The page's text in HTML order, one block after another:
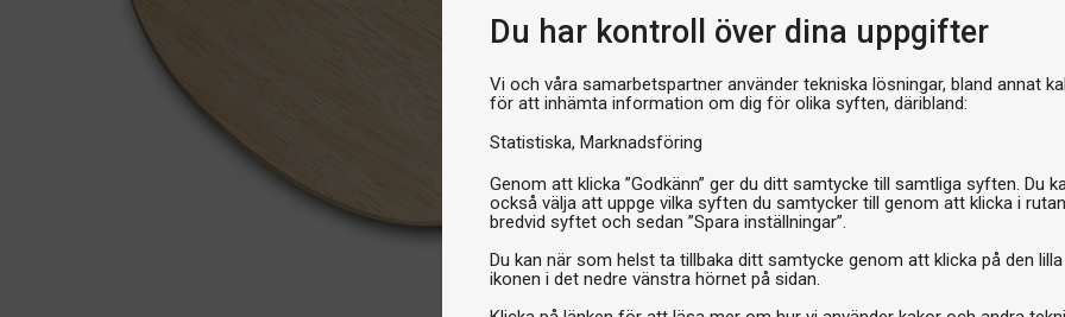
Du har kontroll över dina uppgifter
Vi och våra samarbetspartner använder tekniska lösningar, bland annat
för att inhämta information om dig för olika syften, däribland:
Statistiska Marknadsföring
Genom att klicka ”Godkänn” ger du ditt samtycke till samtliga syften. Du
också välja att uppge vilka syften du samtycker till genom att klicka i rutan
bredvid syftet och sedan ”Spara inställningar”.
Du kan när som helst ta tillbaka ditt samtycke genom att klicka på den lilla
ikonen i det nedre vänstra hörnet på sidan.